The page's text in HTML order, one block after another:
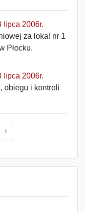
lipca 2006r.
za lokal nr 1
Płocku.
lipca 2006r.
obiegu i kontroli
›